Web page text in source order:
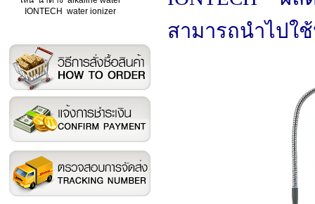
IONTECH water ionizer
สามารถนำไปใ